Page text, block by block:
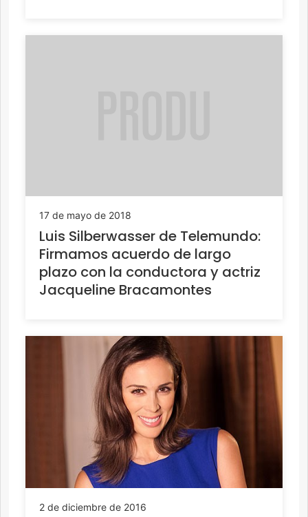
17 de mayo de 2018
Luis Silberwasser de Telemundo:
Firmamos acuerdo de largo
plazo con la conductora y actriz
Jacqueline Bracamontes
2 de diciembre de 2016